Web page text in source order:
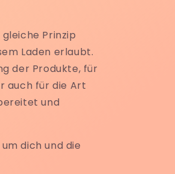
Prinzip
Laden erlaubt.
der Produkte, für
auch für die Art
und
dich und die